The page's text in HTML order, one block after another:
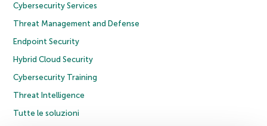
Cybersecurity Services
Threat Management and Defense
Endpoint Security
Hybrid Cloud Security
Cybersecurity Training
Threat Intelligence
Tutte le soluzioni